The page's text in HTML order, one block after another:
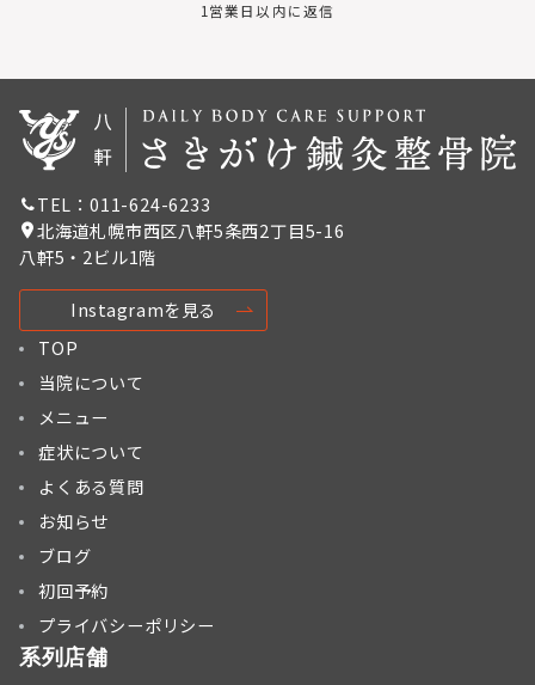
1営業日以内に返信
TEL：011-624-6233
北海道札幌市西区八軒5条西2丁目5-16
八軒5・2ビル1階
Instagramを見る
TOP
当院について
メニュー
症状について
よくある質問
お知らせ
ブログ
初回予約
プライバシーポリシー
系列店舗